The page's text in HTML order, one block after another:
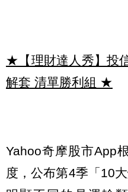
★【理財達人秀】投
解套 清單勝利組 ★
Yahoo奇摩股市App
度，公布第4季「10